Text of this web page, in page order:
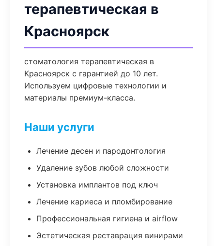
терапевтическая в
Красноярск
стоматология терапевтическая в
Красноярск с гарантией до 10 лет.
Используем цифровые технологии и
материалы премиум-класса.
Наши услуги
Лечение десен и пародонтология
Удаление зубов любой сложности
Установка имплантов под ключ
Лечение кариеса и пломбирование
Профессиональная гигиена и airflow
Эстетическая реставрация винирами